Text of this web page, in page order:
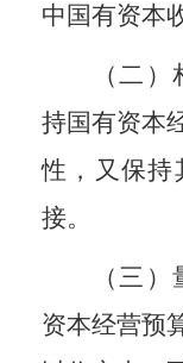
中国有资本
（二
持国有资本
性，又保持
接。
（三
资本经营预